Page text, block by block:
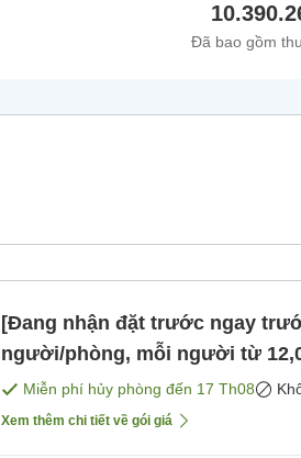
Đã bao gồm
[Đang nhận đặt trước ngay
người/phòng, mỗi người từ
Phòng và bữa tối tùy chọn
Miễn phí hủy phòng đến 17 Th08
Xem thêm chi tiết về gói giá